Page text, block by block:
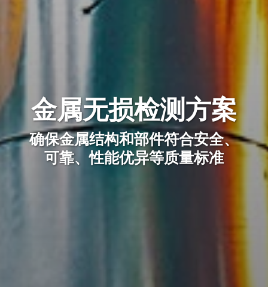
金属无损检测方案
确保金属结构和部件符合安全、
可靠、性能优异等质量标准